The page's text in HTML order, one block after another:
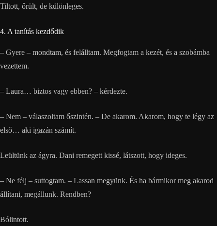
Tiltott, őrült, de különleges.
4. A tanítás kezdődik
– Gyere – mondtam, és felálltam. Megfogtam a kezét, és a szobámba
vezettem.
– Laura… biztos vagy ebben? – kérdezte.
– Nem – válaszoltam őszintén. – De akarom. Akarom, hogy te légy az
első… aki igazán számít.
Leültünk az ágyra. Dani remegett kissé, látszott, hogy ideges.
– Ne félj – suttogtam. – Lassan megyünk. És ha bármikor meg akarod
állítani, megállunk. Rendben?
Bólintott.